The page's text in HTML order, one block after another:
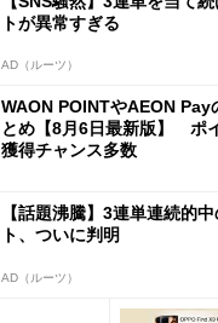
トが異常すぎる
AD（ルーツ）
WAON POINTやAEON Pay
とめ【8月6日最新版】 ポ
獲得チャンス多数
【話題沸騰】3連単連続的
ト、ついに判明
AD（ルーツ）